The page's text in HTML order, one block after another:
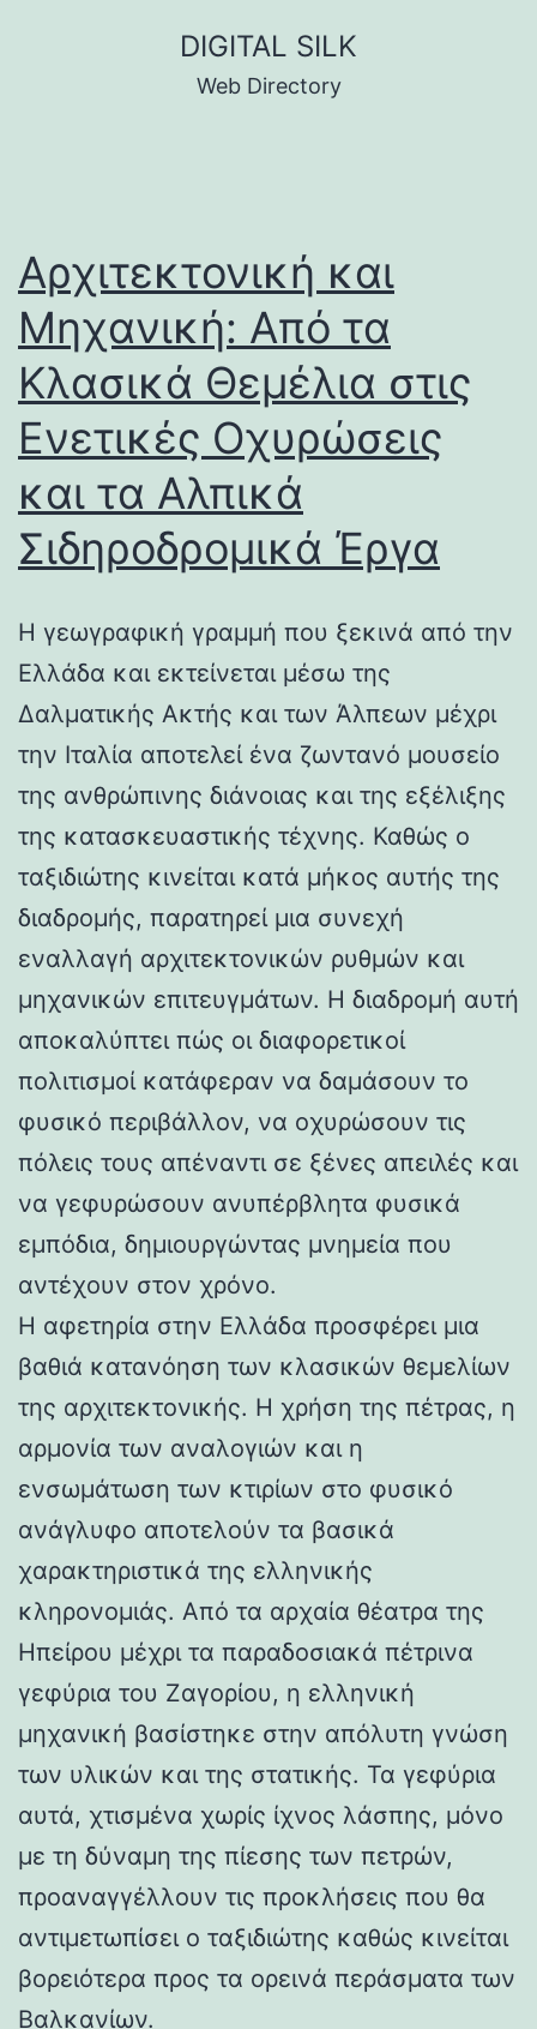
DIGITAL SILK
Web Directory
Αρχιτεκτονική και
Μηχανική: Από τα
Κλασικά Θεμέλια στις
Ενετικές Οχυρώσεις
και τα Αλπικά
Σιδηροδρομικά Έργα
Η γεωγραφική γραμμή που ξεκινά από την
Ελλάδα και εκτείνεται μέσω της
Δαλματικής Ακτής και των Άλπεων μέχρι
την Ιταλία αποτελεί ένα ζωντανό μουσείο
της ανθρώπινης διάνοιας και της εξέλιξης
της κατασκευαστικής τέχνης. Καθώς ο
ταξιδιώτης κινείται κατά μήκος αυτής της
διαδρομής, παρατηρεί μια συνεχή
εναλλαγή αρχιτεκτονικών ρυθμών και
μηχανικών επιτευγμάτων. Η διαδρομή αυτή
αποκαλύπτει πώς οι διαφορετικοί
πολιτισμοί κατάφεραν να δαμάσουν το
φυσικό περιβάλλον, να οχυρώσουν τις
πόλεις τους απέναντι σε ξένες απειλές και
να γεφυρώσουν ανυπέρβλητα φυσικά
εμπόδια, δημιουργώντας μνημεία που
αντέχουν στον χρόνο.
Η αφετηρία στην Ελλάδα προσφέρει μια
βαθιά κατανόηση των κλασικών θεμελίων
της αρχιτεκτονικής. Η χρήση της πέτρας, η
αρμονία των αναλογιών και η
ενσωμάτωση των κτιρίων στο φυσικό
ανάγλυφο αποτελούν τα βασικά
χαρακτηριστικά της ελληνικής
κληρονομιάς. Από τα αρχαία θέατρα της
Ηπείρου μέχρι τα παραδοσιακά πέτρινα
γεφύρια του Ζαγορίου, η ελληνική
μηχανική βασίστηκε στην απόλυτη γνώση
των υλικών και της στατικής. Τα γεφύρια
αυτά, χτισμένα χωρίς ίχνος λάσπης, μόνο
με τη δύναμη της πίεσης των πετρών,
προαναγγέλλουν τις προκλήσεις που θα
αντιμετωπίσει ο ταξιδιώτης καθώς κινείται
βορειότερα προς τα ορεινά περάσματα των
Βαλκανίων.